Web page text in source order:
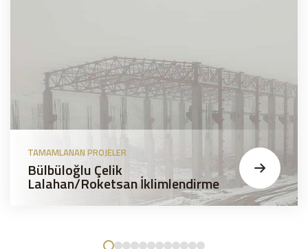
TAMAMLANAN PROJELER
Bülbüloğlu Çelik
Lalahan/Roketsan İklimlendirme